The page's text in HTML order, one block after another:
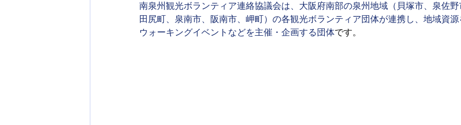
南泉州観光ボランティア連絡協議会は、 大阪府南部の泉州地域（貝塚市、泉佐
田尻町、泉南市、阪南市、岬町）の各観光ボランティア団体が連携し、地域資
ウォーキングイベントなどを主催・企画する団体です。